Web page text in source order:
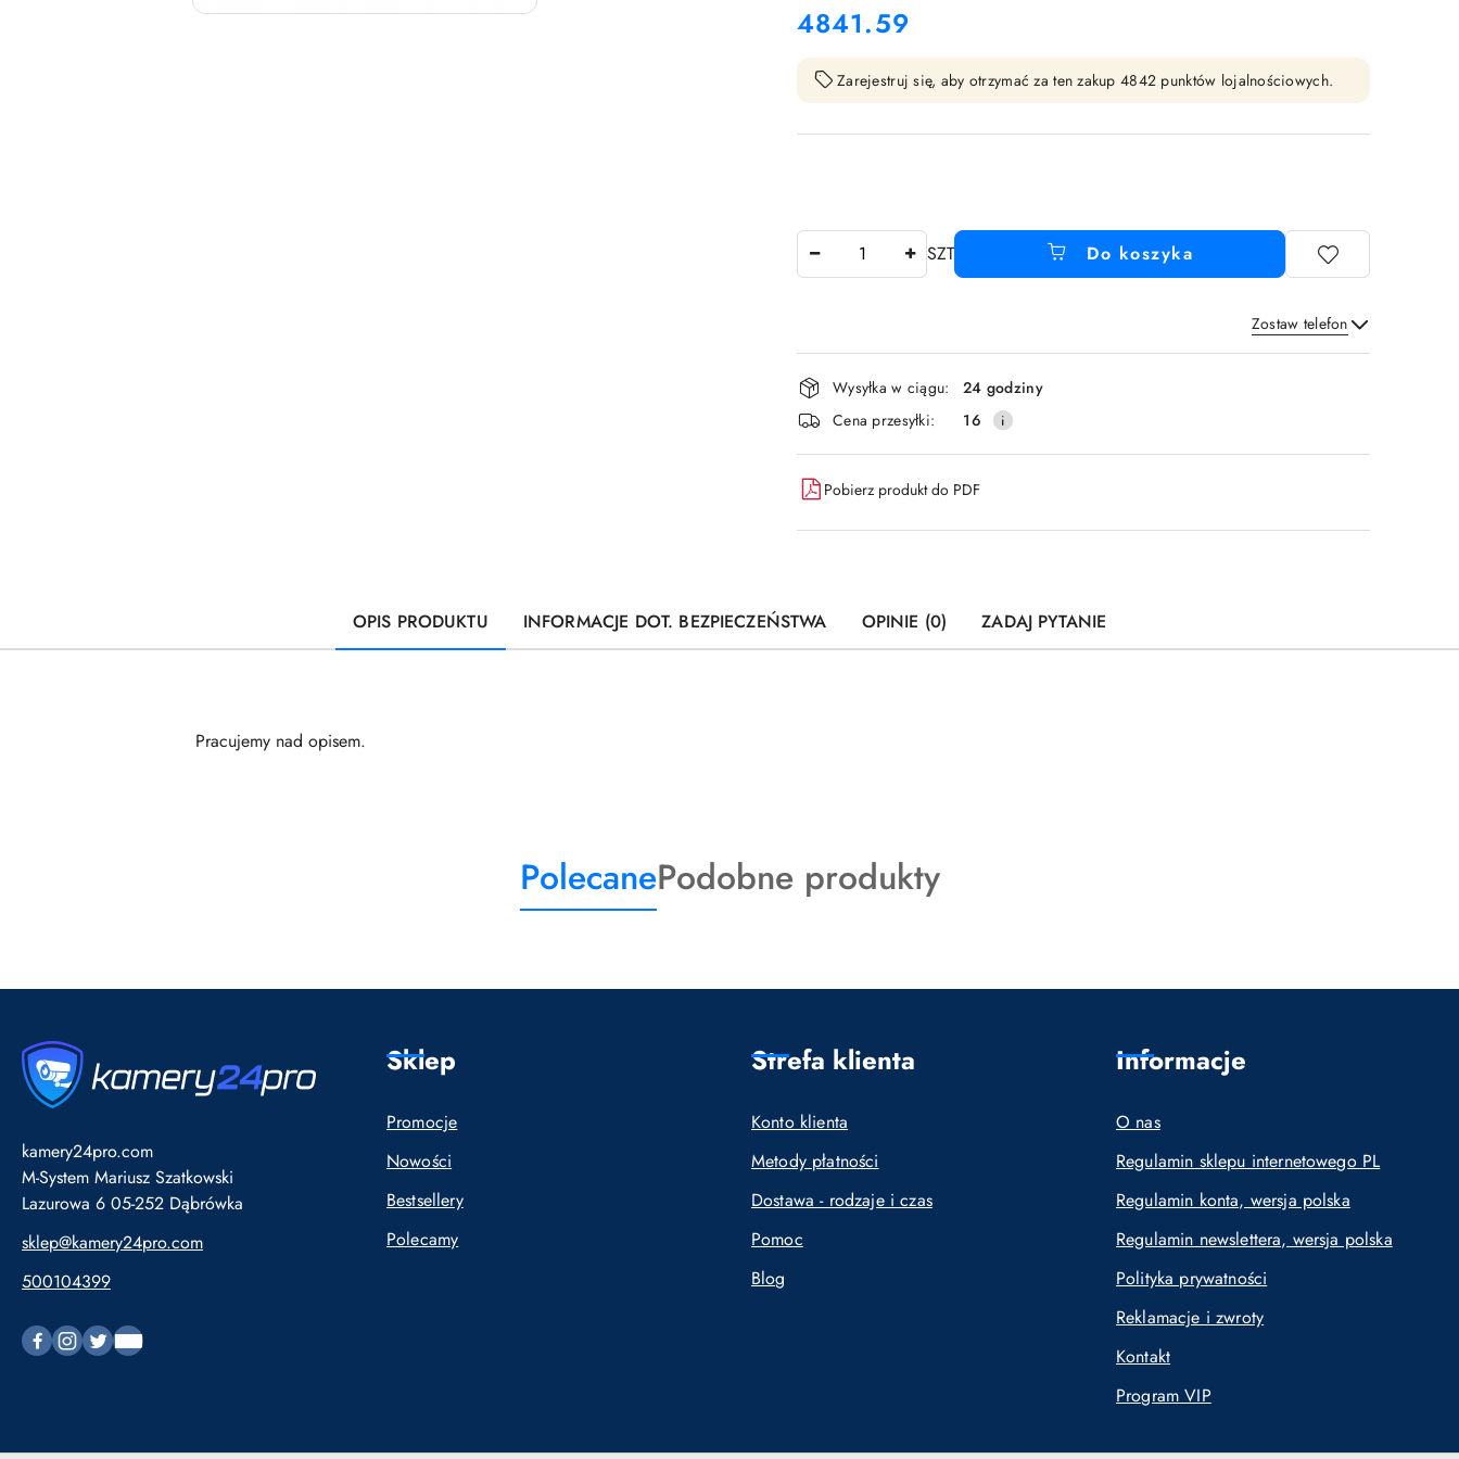
Cena:
4841.59
Zarejestruj się, aby otrzymać za ten zakup 4842 punktów lojalnościowych.
SZT Do koszyka
Zostaw telefon
Wyślij
Dostępność
i
dostawa
Wysyłka w ciągu:
24 godziny
Cena przesyłki:
16
Pobierz produkt do PDF
OPIS PRODUKTU INFORMACJE DOT. BEZPIECZEŃSTWA OPINIE (0) ZADAJ PYTANIE
Pracujemy nad opisem.
Produkty
o
PolecaneProdukty
o
Podobne produkty
kamery24pro.com
M-System Mariusz Szatkowski
Lazurowa 6 05-252 Dąbrówka
sklep@kamery24pro.com
500104399
Sklep
Promocje
Nowości
Bestsellery
Polecamy
Strefa klienta
Konto klienta
Metody płatności
Dostawa - rodzaje i czas
Pomoc
Blog
Informacje
O nas
Regulamin sklepu internetowego PL
Regulamin konta, wersja polska
Regulamin newslettera, wersja polska
Polityka prywatności
Reklamacje i zwroty
Kontakt
Program VIP